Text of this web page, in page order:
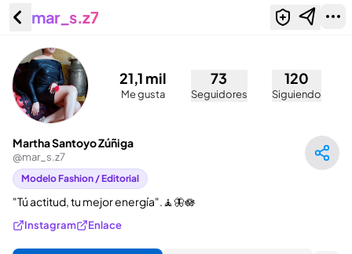
Martha Santoyo Zúñiga (@mar_s.z7)
mar_s.z7
21,1 mil
Me gusta
73
Seguidores
120
Siguiendo
Martha Santoyo Zúñiga
@mar_s.z7
Modelo Fashion / Editorial
"Tú actitud, tu mejor energía".🧘🦋🪷
Instagram Enlace